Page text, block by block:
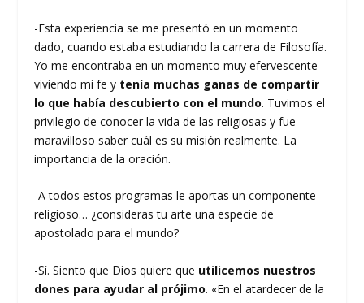
-Esta experiencia se me presentó en un momento
dado, cuando estaba estudiando la carrera de Filosofía.
Yo me encontraba en un momento muy efervescente
viviendo mi fe y tenía muchas ganas de compartir
lo que había descubierto con el mundo. Tuvimos el
privilegio de conocer la vida de las religiosas y fue
maravilloso saber cuál es su misión realmente. La
importancia de la oración.
-A todos estos programas le aportas un componente
religioso… ¿consideras tu arte una especie de
apostolado para el mundo?
-Sí. Siento que Dios quiere que utilicemos nuestros
dones para ayudar al prójimo. «En el atardecer de la